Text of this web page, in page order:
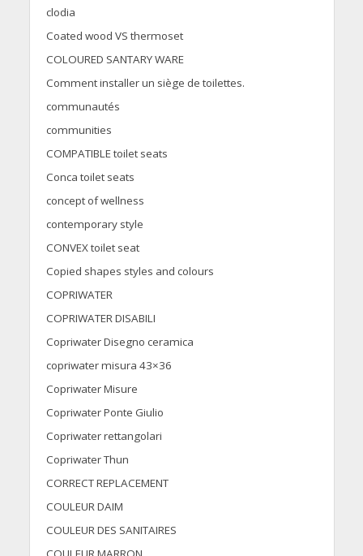
clodia
Coated wood VS thermoset
COLOURED SANTARY WARE
Comment installer un siège de toilettes.
communautés
communities
COMPATIBLE toilet seats
Conca toilet seats
concept of wellness
contemporary style
CONVEX toilet seat
Copied shapes styles and colours
COPRIWATER
COPRIWATER DISABILI
Copriwater Disegno ceramica
copriwater misura 43×36
Copriwater Misure
Copriwater Ponte Giulio
Copriwater rettangolari
Copriwater Thun
CORRECT REPLACEMENT
COULEUR DAIM
COULEUR DES SANITAIRES